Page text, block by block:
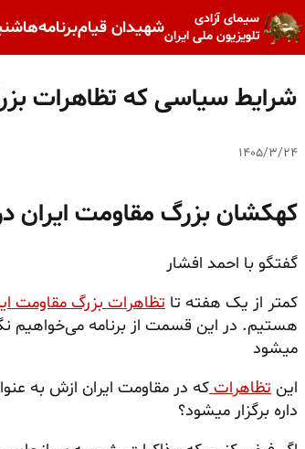
سیمای آزادی
تلویزیون ملی ایرانشهیدان قیامبرنامه‌ها
شرایط سیاسی که تظاهرات
۱۴۰۵/۳/۲۴
کهکشان بزرگ مقاومت ایران در
گفتگو با احمد افشار
کمتر از یک هفته تا تظاهرات بزرگ مقاومت
هستیم. در این قسمت از برنامه می‌خواهیم
میشود
این تظاهراتکه در مقاومت ایران ازش به
داره برگزار میشود؟